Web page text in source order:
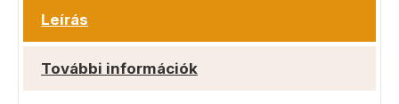
Leírás
További információk